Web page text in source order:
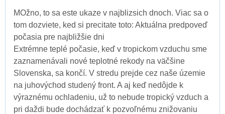
MOžno, to sa este ukaze v najblizsich dnoch. Viac sa o
tom dozviete, ked si precitate toto: Aktuálna predpoveď
počasia pre najbližšie dni
Extrémne teplé počasie, keď v tropickom vzduchu sme
zaznamenávali nové teplotné rekody na väčšine
Slovenska, sa končí. V stredu prejde cez naše územie
na juhovýchod studený front. A aj keď nedôjde k
výraznému ochladeniu, už to nebude tropický vzduch a
pri daždi bude dochádzať k pozvoľnému znižovaniu